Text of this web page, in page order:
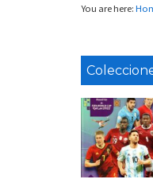
You are here: